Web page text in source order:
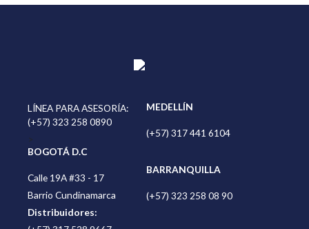
LÍNEA PARA ASESORÍA:
(+57) 323 258 0890
>
BOGOTÁ D.C
Calle 19A #33 - 17
Barrio Cundinamarca
Distribuidores:
MEDELLÍN
(+57) 317 441 6104
BARRANQUILLA
(+57) 323 258 08 90